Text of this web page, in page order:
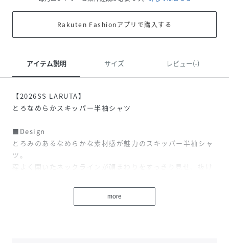
Rakuten Fashionアプリで購入する
アイテム説明 サイズ レビュー(-)
【2026SS LARUTA】
とろなめらかスキッパー半袖シャツ
■Design
とろみのあるなめらかな素材感が魅力のスキッパー半袖シャ
ツ。
程よく開いたネックラインが顔まわりをすっきり見せ、抜け
ゆったりとしたシルエットでリラックス感がありながらも、
落ち感のある素材ですっきりとしたバランスに。
more